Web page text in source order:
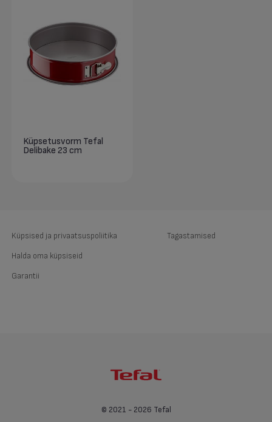
Küpsetusvorm Tefal
Delibake 23 cm
Küpsised ja privaatsuspoliitika
Halda oma küpsiseid
Garantii
Tagastamised
© 2021 - 2026 Tefal